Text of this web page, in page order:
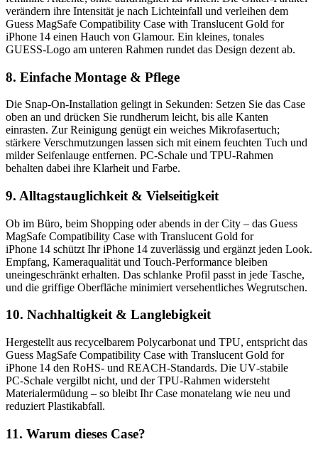
verändern ihre Intensität je nach Lichteinfall und verleihen dem
Guess MagSafe Compatibility Case with Translucent Gold for
iPhone 14 einen Hauch von Glamour. Ein kleines, tonales
GUESS‑Logo am unteren Rahmen rundet das Design dezent ab.
8. Einfache Montage & Pflege
Die Snap‑On‑Installation gelingt in Sekunden: Setzen Sie das Case
oben an und drücken Sie rundherum leicht, bis alle Kanten
einrasten. Zur Reinigung genügt ein weiches Mikrofasertuch;
stärkere Verschmutzungen lassen sich mit einem feuchten Tuch und
milder Seifenlauge entfernen. PC‑Schale und TPU‑Rahmen
behalten dabei ihre Klarheit und Farbe.
9. Alltagstauglichkeit & Vielseitigkeit
Ob im Büro, beim Shopping oder abends in der City – das Guess
MagSafe Compatibility Case with Translucent Gold for
iPhone 14 schützt Ihr iPhone 14 zuverlässig und ergänzt jeden Look.
Empfang, Kameraqualität und Touch‑Performance bleiben
uneingeschränkt erhalten. Das schlanke Profil passt in jede Tasche,
und die griffige Oberfläche minimiert versehentliches Wegrutschen.
10. Nachhaltigkeit & Langlebigkeit
Hergestellt aus recycelbarem Polycarbonat und TPU, entspricht das
Guess MagSafe Compatibility Case with Translucent Gold for
iPhone 14 den RoHS‑ und REACH‑Standards. Die UV‑stabile
PC‑Schale vergilbt nicht, und der TPU‑Rahmen widersteht
Materialermüdung – so bleibt Ihr Case monatelang wie neu und
reduziert Plastikabfall.
11. Warum dieses Case?